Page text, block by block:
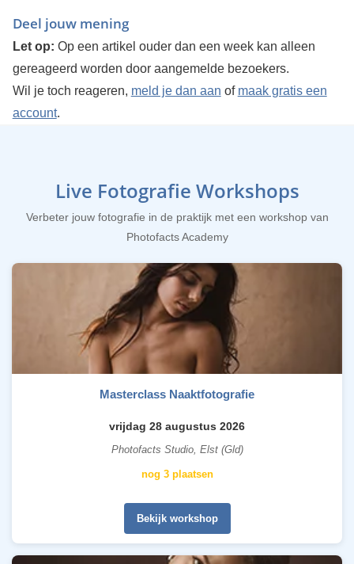
Deel jouw mening
Let op: Op een artikel ouder dan een week kan alleen
gereageerd worden door aangemelde bezoekers.
Wil je toch reageren, meld je dan aan of maak gratis een
account.
Live Fotografie Workshops
Verbeter jouw fotografie in de praktijk met een workshop van
Photofacts Academy
Masterclass Naaktfotografie
vrijdag 28 augustus 2026
Photofacts Studio, Elst (Gld)
nog 3 plaatsen
Bekijk workshop